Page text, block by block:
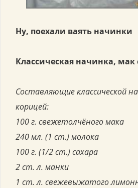
Ну, поехали ваять начинки
Классическая начинка, мак
Составляющие классической
корицей:
100 г. свежетолчёного мака
240 мл. (1 ст.) молока
100 г. (1/2 ст.) сахара
2 ст. л. манки
1 ст. л. свежевыжатого